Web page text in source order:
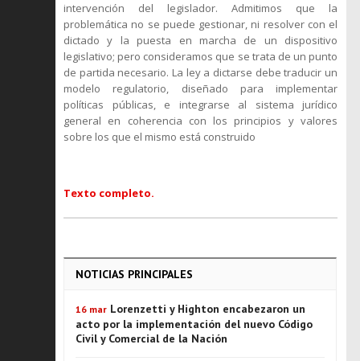
intervención del legislador. Admitimos que la
problemática no se puede gestionar, ni resolver con el
dictado y la puesta en marcha de un dispositivo
legislativo; pero consideramos que se trata de un punto
de partida necesario. La ley a dictarse debe traducir un
modelo regulatorio, diseñado para implementar
políticas públicas, e integrarse al sistema jurídico
general en coherencia con los principios y valores
sobre los que el mismo está construido
Texto completo.
NOTICIAS PRINCIPALES
16 mar Lorenzetti y Highton encabezaron un
acto por la implementación del nuevo Código
Civil y Comercial de la Nación